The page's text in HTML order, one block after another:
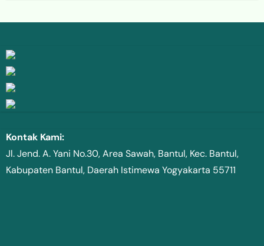
Kontak Kami:
Jl. Jend. A. Yani No.30, Area Sawah, Bantul, Kec. Bantul,
Kabupaten Bantul, Daerah Istimewa Yogyakarta 55711